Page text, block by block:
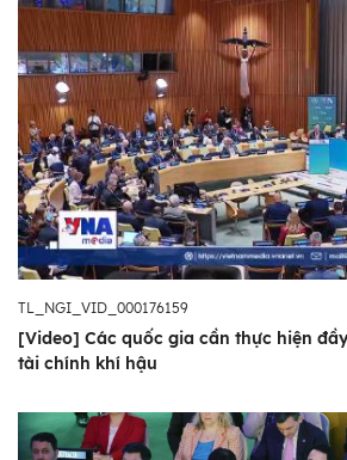
TL_NGI_VID_000176159
[Video] Các quốc gia cần thực hiện
tài chính khí hậu